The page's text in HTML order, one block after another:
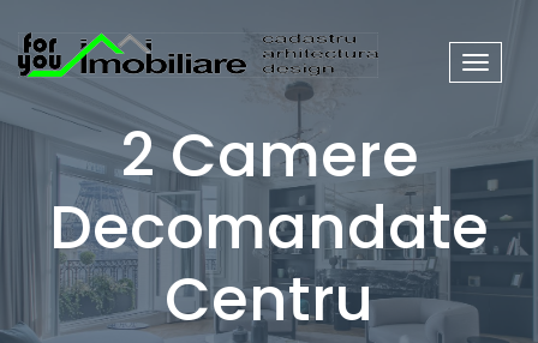
Meniu
site
2 Camere
Decomandate
Centru